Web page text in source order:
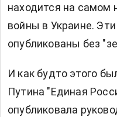
находится на самом
войны в Украине.
опубликованы без
И как будто этого
Путина "Единая
опубликовала